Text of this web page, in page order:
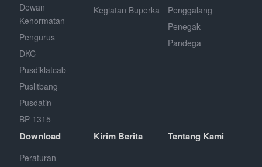
Dewan
Kehormatan
Pengurus
DKC
Pusdiklatcab
Puslitbang
Pusdatin
BP 1315
Kegiatan Buperka
Penggalang
Penegak
Pandega
Download
Peraturan
Kirim Berita Tentang Kami